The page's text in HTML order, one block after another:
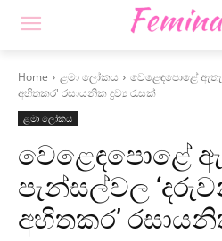
Home ළමා ලෝකය
වෙළෙඳපොළේ
අහිතකර' රසායනික ද්‍රව්‍ය රැසක්
ළමා ලෝකය
වෙළෙඳපොළේ
පැන්සල්වල
අහිතකර’